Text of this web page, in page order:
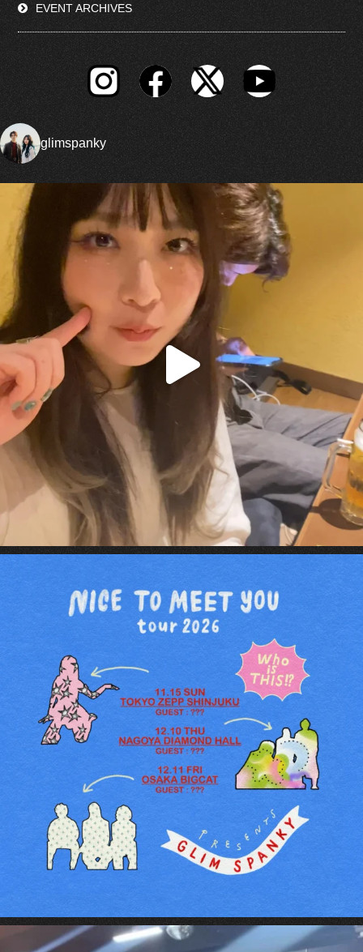
EVENT ARCHIVES
glimspanky